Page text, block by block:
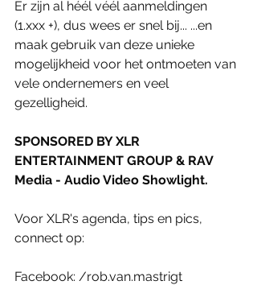
Er zijn al héél véél aanmeldingen
(1.xxx +), dus wees er snel bij... ...en
maak gebruik van deze unieke
mogelijkheid voor het ontmoeten van
vele ondernemers en veel
gezelligheid.
SPONSORED BY XLR
ENTERTAINMENT GROUP & RAV
Media - Audio Video Showlight.
Voor XLR's agenda, tips en pics,
connect op:
Facebook: /rob.van.mastrigt